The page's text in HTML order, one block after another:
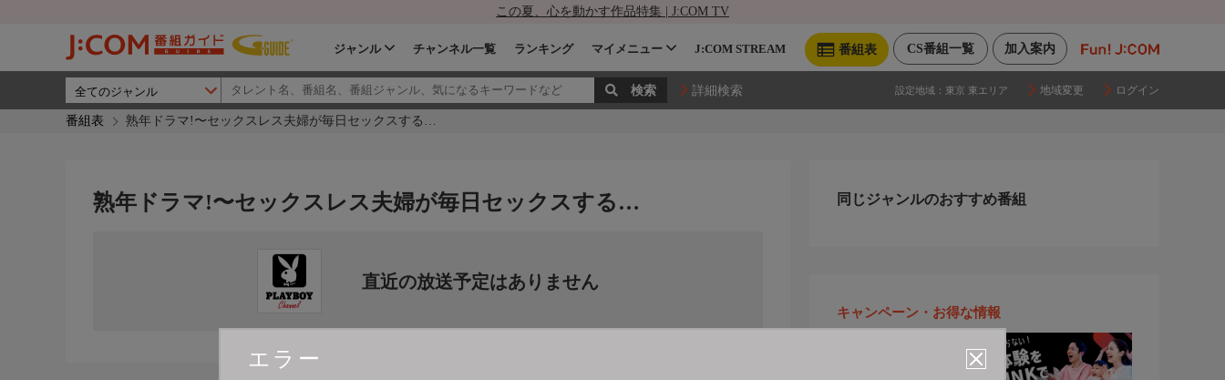
この夏、心を動かす作品特集 | J:COM TV
加入案内
CS番組一覧
番組表
ジャンル チャンネル一覧 ランキング マイメニュー J:COM STREAM
詳細検索 設定地域： 東京 東エリア 地域変更 ログイン
番組表 熟年ドラマ!〜セックスレス夫婦が毎日セックスする…
エラー
熟年ドラマ!〜セックスレス夫婦が毎日セックスする…
直近の放送予定はありません
同じジャンルのおすすめ番組
キャンペーン・お得な情報